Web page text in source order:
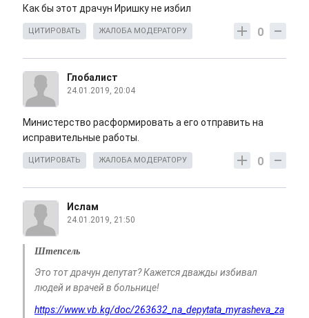
Как бы этот драчун Иришку не избил
0
ЦИТИРОВАТЬ ЖАЛОБА МОДЕРАТОРУ
Глобалист
24.01.2019, 20:04
Министерство расформировать а его отправить на
исправительные работы.
0
ЦИТИРОВАТЬ ЖАЛОБА МОДЕРАТОРУ
Ислам
24.01.2019, 21:50
Штепсель
Это тот драчун депутат? Кажется дважды избивал
людей и врачей в больнице!
https://www.vb.kg/doc/263632_na_depytata_myrasheva_za